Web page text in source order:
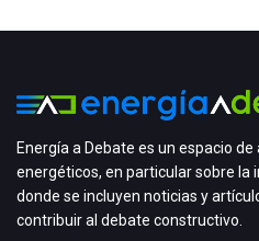
Energía a Debate es un espacio
energéticos, en particular sobre la
donde se incluyen noticias y
contribuir al debate constructivo.